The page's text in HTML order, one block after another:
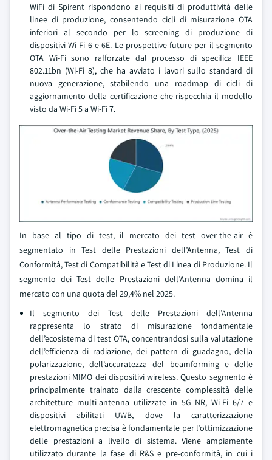
WiFi di Spirent rispondono ai requisiti di produttività delle
linee di produzione, consentendo cicli di misurazione OTA
inferiori al secondo per lo screening di produzione di
dispositivi Wi-Fi 6 e 6E. Le prospettive future per il segmento
OTA Wi-Fi sono rafforzate dal processo di specifica IEEE
802.11bn (Wi-Fi 8), che ha avviato i lavori sullo standard di
nuova generazione, stabilendo una roadmap di cicli di
aggiornamento della certificazione che rispecchia il modello
visto da Wi-Fi 5 a Wi-Fi 7.
In base al tipo di test, il mercato dei test over-the-air è
segmentato in Test delle Prestazioni dell’Antenna, Test di
Conformità, Test di Compatibilità e Test di Linea di Produzione. Il
segmento dei Test delle Prestazioni dell’Antenna domina il
mercato con una quota del 29,4% nel 2025.
Il segmento dei Test delle Prestazioni dell’Antenna
rappresenta lo strato di misurazione fondamentale
dell’ecosistema di test OTA, concentrandosi sulla valutazione
dell’efficienza di radiazione, dei pattern di guadagno, della
polarizzazione, dell’accuratezza del beamforming e delle
prestazioni MIMO dei dispositivi wireless. Questo segmento è
principalmente trainato dalla crescente complessità delle
architetture multi-antenna utilizzate in 5G NR, Wi-Fi 6/7 e
dispositivi abilitati UWB, dove la caratterizzazione
elettromagnetica precisa è fondamentale per l’ottimizzazione
delle prestazioni a livello di sistema. Viene ampiamente
utilizzato durante la fase di R&S e pre-conformità, in cui i